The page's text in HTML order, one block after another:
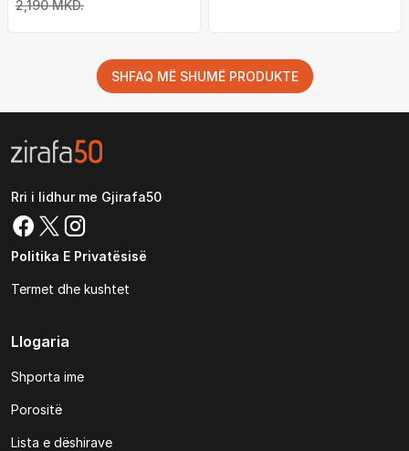
qetë, ndriçim RGB, e zezë
2,190 MKD.
SHFAQ MË SHUMË PRODUKTE
Rri i lidhur me Gjirafa50
Politika E Privatësisë
Termet dhe kushtet
Llogaria
Shporta ime
Porositë
Lista e dëshirave